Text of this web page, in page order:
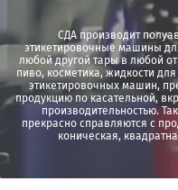
СДА производит
этикетировочные машины
любой другой тары в любой
пиво, косметика, жидкости
этикетировочных машин,
продукцию по касательной,
производительностью.
прекрасно справляются с
коническая,